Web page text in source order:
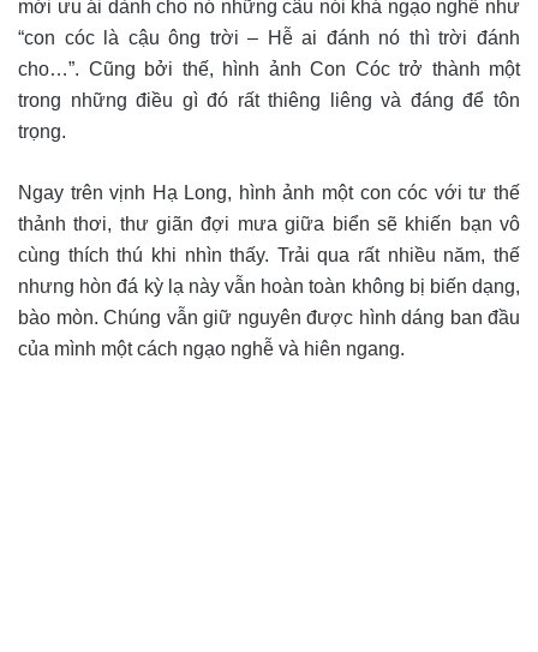
mới ưu ái dành cho nó những câu nói khá ngạo nghễ như
“con cóc là cậu ông trời – Hễ ai đánh nó thì trời đánh
cho…”. Cũng bởi thế, hình ảnh Con Cóc trở thành một
trong những điều gì đó rất thiêng liêng và đáng để tôn
trọng.
Ngay trên vịnh Hạ Long, hình ảnh một con cóc với tư thế
thảnh thơi, thư giãn đợi mưa giữa biển sẽ khiến bạn vô
cùng thích thú khi nhìn thấy. Trải qua rất nhiều năm, thế
nhưng hòn đá kỳ lạ này vẫn hoàn toàn không bị biến dạng,
bào mòn. Chúng vẫn giữ nguyên được hình dáng ban đầu
của mình một cách ngạo nghễ và hiên ngang.